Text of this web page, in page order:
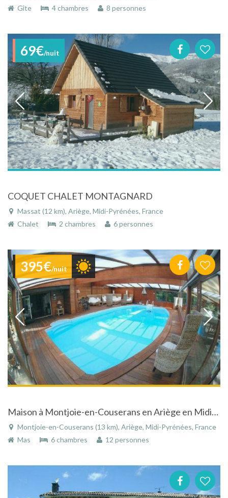
Gîte
4 chambres 8 personnes
69€/nuit
COQUET CHALET MONTAGNARD
Massat (12 km), Ariège, Midi-Pyrénées, France
Chalet
2 chambres 6 personnes
395€/nuit
Maison à Montjoie-en-Couserans en Ariège en Midi-Pyrénées avec piscine dans un parc naturel
Montjoie-en-Couserans (13 km), Ariège, Midi-Pyrénées, France
Mas
6 chambres 12 personnes